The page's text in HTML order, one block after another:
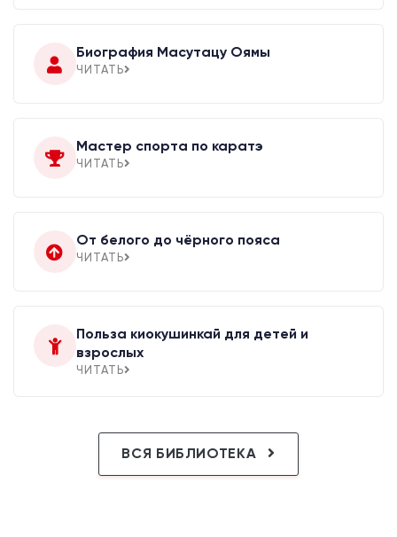
Биография Масутацу Оямы
ЧИТАТЬ
Мастер спорта по каратэ
ЧИТАТЬ
От белого до чёрного пояса
ЧИТАТЬ
Польза киокушинкай для детей и
взрослых
ЧИТАТЬ
ВСЯ БИБЛИОТЕКА